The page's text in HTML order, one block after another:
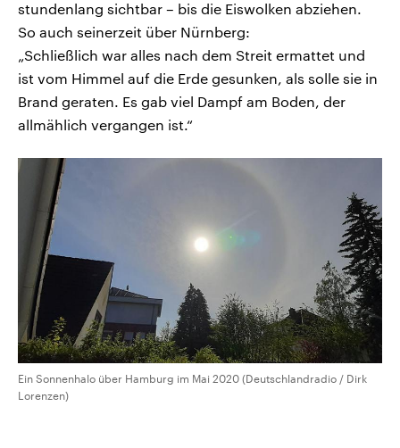
stundenlang sichtbar – bis die Eiswolken abziehen.
So auch seinerzeit über Nürnberg:
„Schließlich war alles nach dem Streit ermattet und
ist vom Himmel auf die Erde gesunken, als solle sie in
Brand geraten. Es gab viel Dampf am Boden, der
allmählich vergangen ist.“
Ein Sonnenhalo über Hamburg im Mai 2020 (Deutschlandradio / Dirk
Lorenzen)